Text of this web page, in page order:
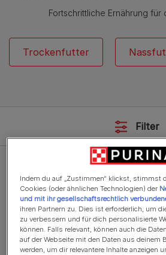
Fortschrittliche Ernährung für
Trockenfutter
Filter
Indem du auf „Zustimmen“ klickst, stimmst
Cookies (oder ähnlichen Technologien) der
und mit ihr gesellschaftsrechtlich
ihren Partnern zu. Dies ist erforderlich, um
zu verbessern und für dich personalisierte
können. Falls relevant, können auch die
auf der Webseite mit den Daten aus deinem
werden, um dir relevantere Inhalte anzeigen